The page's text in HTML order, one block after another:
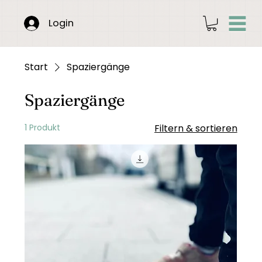
Login
Start Spaziergänge
Spaziergänge
1 Produkt Filtern & sortieren